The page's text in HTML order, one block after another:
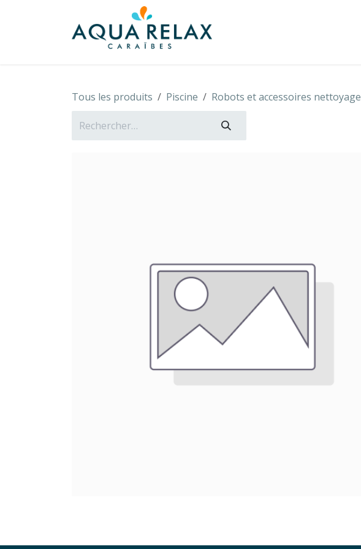
Tous les produits Piscine Robots et accessoires nettoyage